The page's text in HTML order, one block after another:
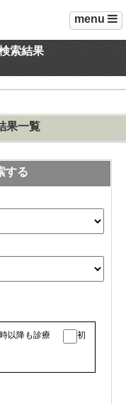
menu
索結果
果一覧
する
以降も診療
初